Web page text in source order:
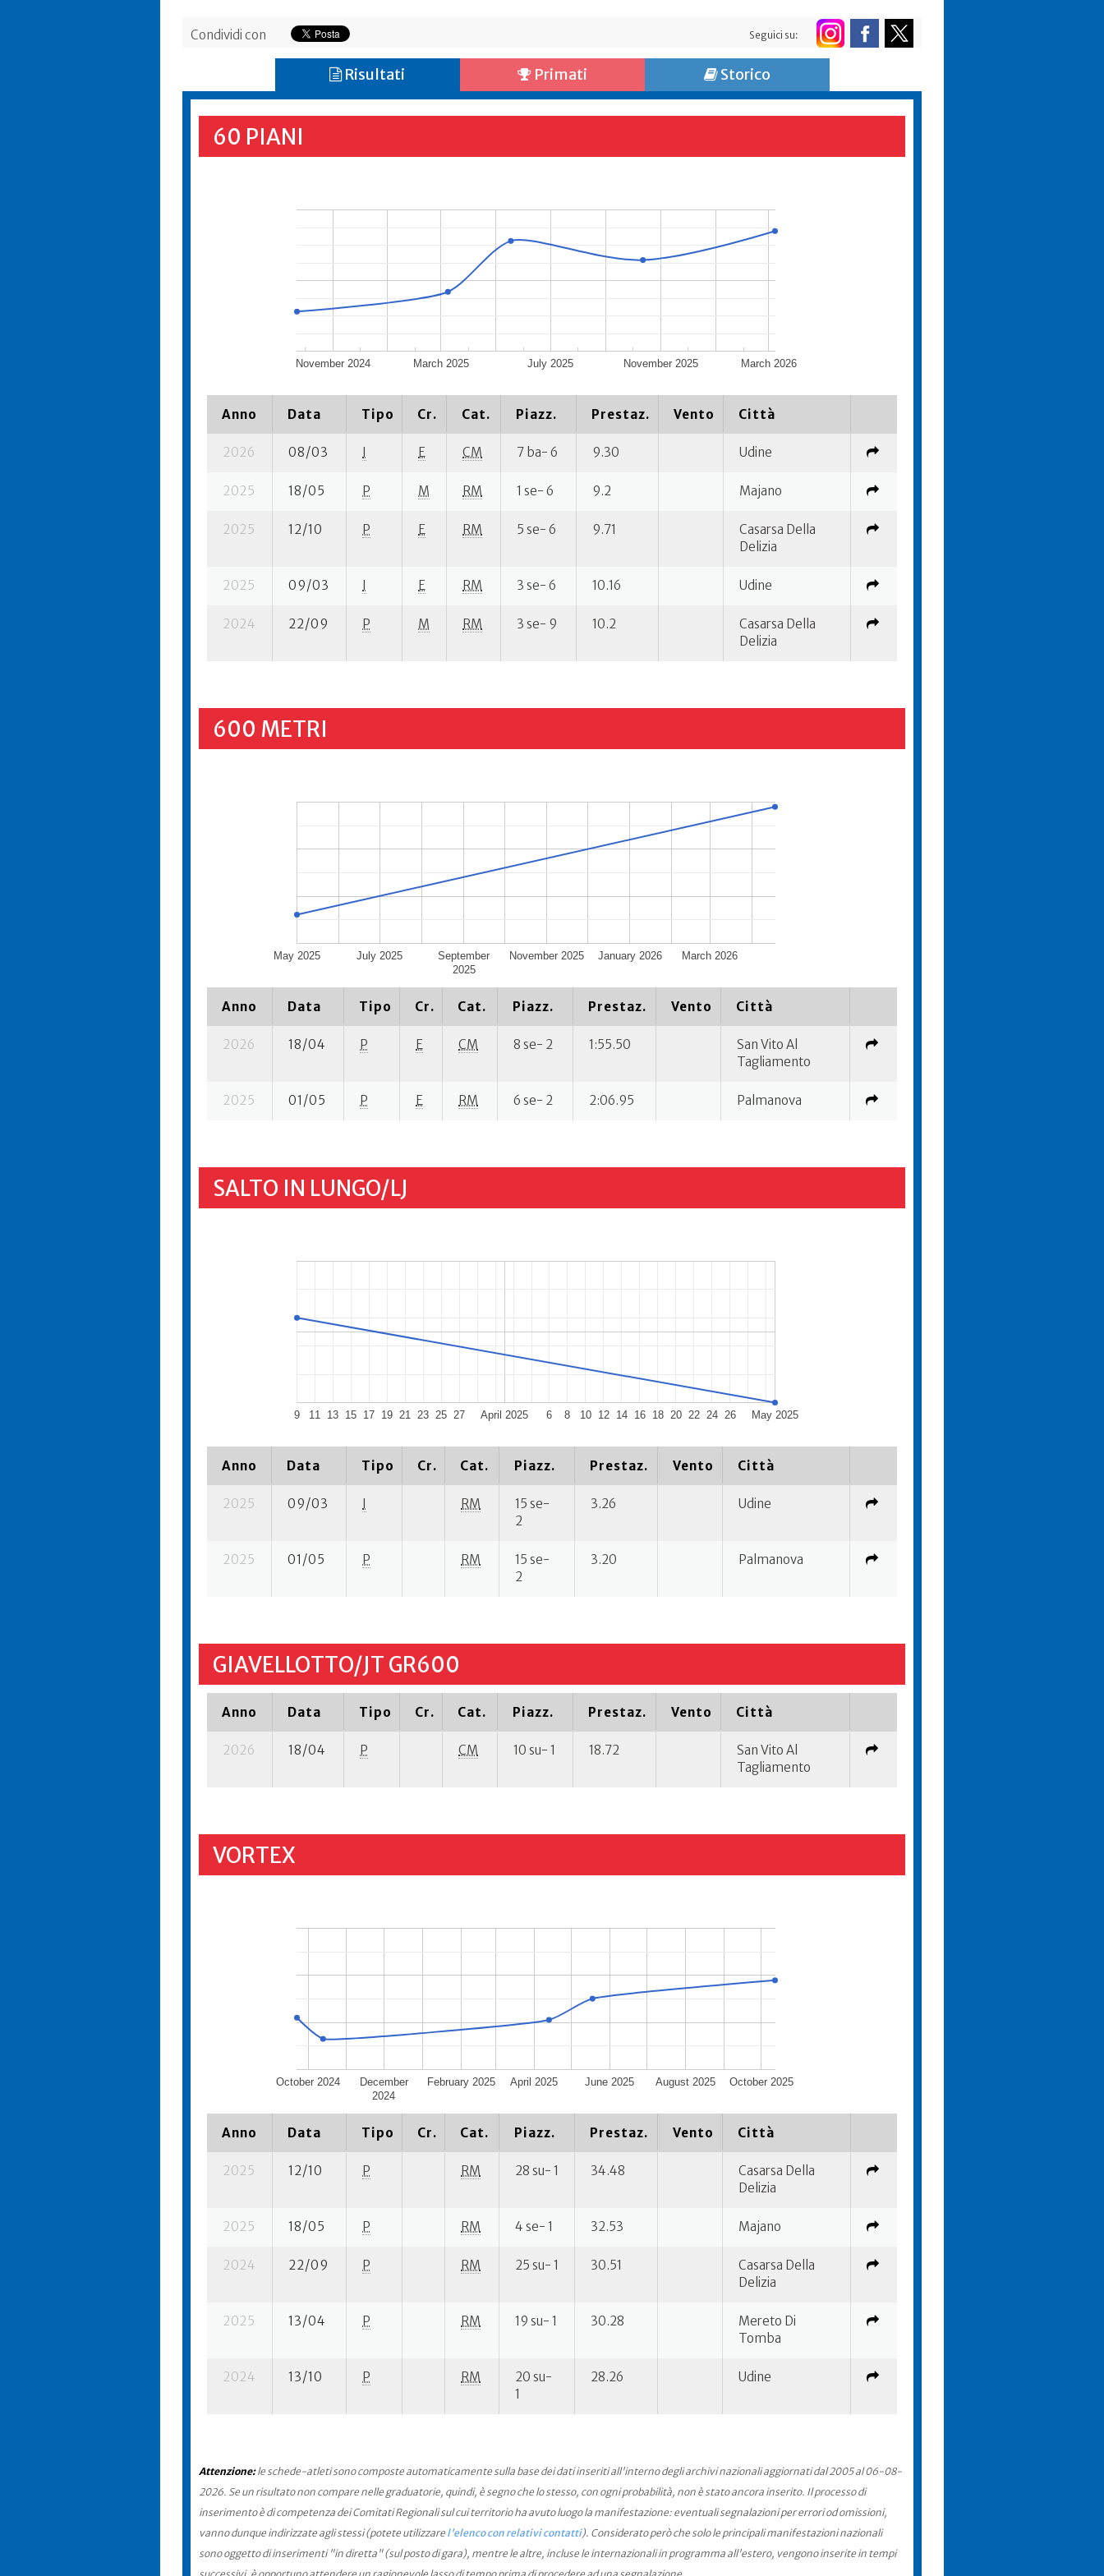
Condividi con Seguici su:
Risultati Primati Storico
60 PIANI
November 2024 March 2025 July 2025 November 2025 March 2026
Anno Data Tipo Cr. Cat. Piazz. Prestaz. Vento Città
2026 08/03 I E CM 7 ba- 6 9.30 Udine
2025 18/05 P M RM 1 se- 6 9.2 Majano
2025 12/10 P E RM 5 se- 6 9.71
Casarsa Della
Delizia
2025 09/03 I E RM 3 se- 6 10.16 Udine
2024 22/09 P M RM 3 se- 9 10.2
Casarsa Della
Delizia
600 METRI
May 2025 July 2025
September
2025
November 2025 January 2026 March 2026
Anno Data Tipo Cr. Cat. Piazz. Prestaz. Vento Città
2026 18/04 P E CM 8 se- 2 1:55.50
San Vito Al
Tagliamento
2025 01/05 P E RM 6 se- 2 2:06.95 Palmanova
SALTO IN LUNGO/LJ
April 2025 May 2025
9 11 13 15 17 19 21 23 25 27 6 8 10 12 14 16 18 20 22 24 26
Anno Data Tipo Cr. Cat. Piazz. Prestaz. Vento Città
2025 09/03 I RM
15 se-
2
3.26 Udine
2025 01/05 P RM
15 se-
2
3.20 Palmanova
GIAVELLOTTO/JT GR600
Anno Data Tipo Cr. Cat. Piazz. Prestaz. Vento Città
2026 18/04 P CM 10 su- 1 18.72
San Vito Al
Tagliamento
VORTEX
October 2024
December
2024
February 2025 April 2025 June 2025 August 2025 October 2025
Anno Data Tipo Cr. Cat. Piazz. Prestaz. Vento Città
2025 12/10 P RM 28 su- 1 34.48
Casarsa Della
Delizia
2025 18/05 P RM 4 se- 1 32.53 Majano
2024 22/09 P RM 25 su- 1 30.51
Casarsa Della
Delizia
2025 13/04 P RM 19 su- 1 30.28
Mereto Di
Tomba
2024 13/10 P RM
20 su-
1
28.26 Udine
Attenzione:le schede-atleti sono composte automaticamente sulla base dei dati inseriti all'interno degli archivi nazionali aggiornati dal 2005 al 06-08-
2026. Se un risultato non compare nelle graduatorie, quindi, è segno che lo stesso, con ogni probabilità, non è stato ancora inserito. Il processo di
inserimento è di competenza dei Comitati Regionali sul cui territorio ha avuto luogo la manifestazione: eventuali segnalazioni per errori od omissioni,
vanno dunque indirizzate agli stessi (potete utilizzare l'elenco con relativi contatti). Considerato però che solo le principali manifestazioni nazionali
sono oggetto di inserimenti "in diretta" (sul posto di gara), mentre le altre, incluse le internazionali in programma all'estero, vengono inserite in tempi